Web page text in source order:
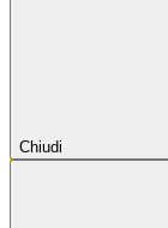
Chiudi